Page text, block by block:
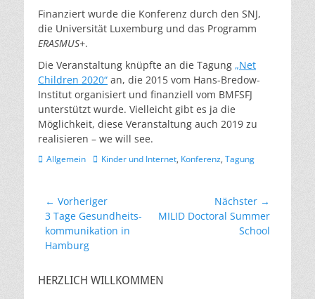
Finanziert wurde die Konferenz durch den SNJ,
die Universität Luxemburg und das Programm
ERASMUS+.
Die Veranstaltung knüpfte an die Tagung „Net
Children 2020“ an, die 2015 vom Hans-Bredow-
Institut organisiert und finanziell vom BMFSFJ
unterstützt wurde. Vielleicht gibt es ja die
Möglichkeit, diese Veranstaltung auch 2019 zu
realisieren – we will see.
Kategorien
Allgemein Schlagworte
Kinder und Internet, Konferenz, Tagung
Beitragsnavigation
← Vorheriger
Vorheriger
Beitrag:
3 Tage Gesundheits-
kommunikation in
Hamburg
Nächster →
Nächster
MILID Doctoral Summer
School
HERZLICH WILLKOMMEN